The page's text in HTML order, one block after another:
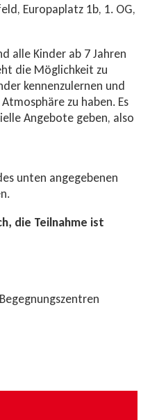
Eu­ro­pa­platz 1b, 1. OG,
alle Kinder ab 7 Jahren
die Möglichkeit zu
kennenzulernen und
zu haben. Es
Angebote geben, also
unten angegebenen
die Teilnahme ist